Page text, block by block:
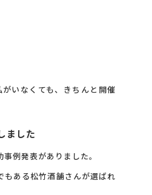
いなくても、きちんと開催
ました
例発表がありました。
もある松竹酒舗さんが選ばれ